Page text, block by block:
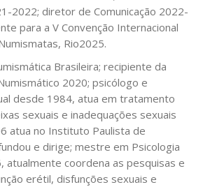
2022; diretor de Comunicação 2022-
para a V Convenção Internacional
Rio2025.
Brasileira; recipiente da
2020; psicólogo e
desde 1984, atua em tratamento
sexuais e inadequações sexuais
atua no Instituto Paulista de
e dirige; mestre em Psicologia
atualmente coordena as pesquisas e
erétil, disfunções sexuais e